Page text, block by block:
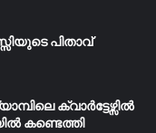
പിതാവ്
ക്വാർട്ടേഴ്സിൽ
കണ്ടെത്തി